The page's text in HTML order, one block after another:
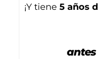
¡Y tiene 5 años
antes